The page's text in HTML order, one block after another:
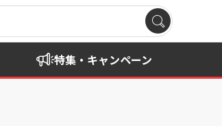
特集・キャンペーン